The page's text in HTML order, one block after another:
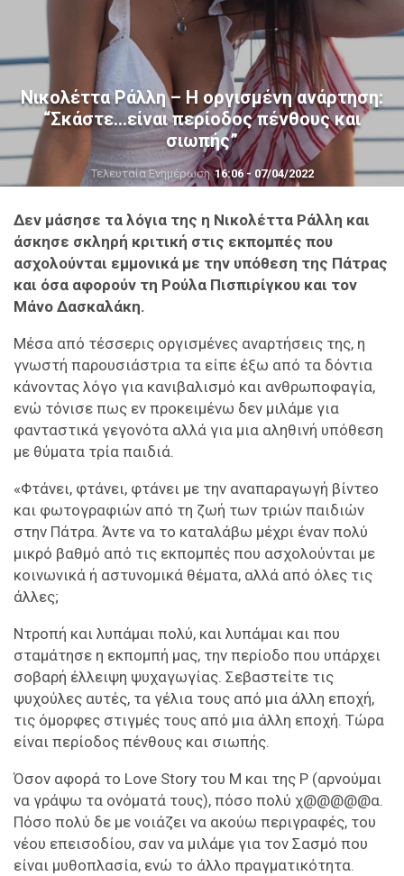
Νικολέττα Ράλλη – Η οργισμένη ανάρτηση:
“Σκάστε…είναι περίοδος πένθους και
σιωπής”
Τελευταία Ενημέρωση16:06 - 07/04/2022
Δεν μάσησε τα λόγια της η Νικολέττα Ράλλη και
άσκησε σκληρή κριτική στις εκπομπές που
ασχολούνται εμμονικά με την υπόθεση της Πάτρας
και όσα αφορούν τη Ρούλα Πισπιρίγκου και τον
Μάνο Δασκαλάκη.
Μέσα από τέσσερις οργισμένες αναρτήσεις της, η
γνωστή παρουσιάστρια τα είπε έξω από τα δόντια
κάνοντας λόγο για κανιβαλισμό και ανθρωποφαγία,
ενώ τόνισε πως εν προκειμένω δεν μιλάμε για
φανταστικά γεγονότα αλλά για μια αληθινή υπόθεση
με θύματα τρία παιδιά.
«Φτάνει, φτάνει, φτάνει με την αναπαραγωγή βίντεο
και φωτογραφιών από τη ζωή των τριών παιδιών
στην Πάτρα. Άντε να το καταλάβω μέχρι έναν πολύ
μικρό βαθμό από τις εκπομπές που ασχολούνται με
κοινωνικά ή αστυνομικά θέματα, αλλά από όλες τις
άλλες;
Ντροπή και λυπάμαι πολύ, και λυπάμαι και που
σταμάτησε η εκπομπή μας, την περίοδο που υπάρχει
σοβαρή έλλειψη ψυχαγωγίας. Σεβαστείτε τις
ψυχούλες αυτές, τα γέλια τους από μια άλλη εποχή,
τις όμορφες στιγμές τους από μια άλλη εποχή. Τώρα
είναι περίοδος πένθους και σιωπής.
Όσον αφορά το Love Story του Μ και της Ρ (αρνούμαι
να γράψω τα ονόματά τους), πόσο πολύ χ@@@@@α.
Πόσο πολύ δε με νοιάζει να ακούω περιγραφές, του
νέου επεισοδίου, σαν να μιλάμε για τον Σασμό που
είναι μυθοπλασία, ενώ το άλλο πραγματικότητα.